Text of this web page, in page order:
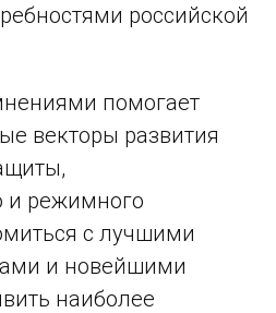
российской
помогает
векторы развития
и режимного
с лучшими
и новейшими
наиболее